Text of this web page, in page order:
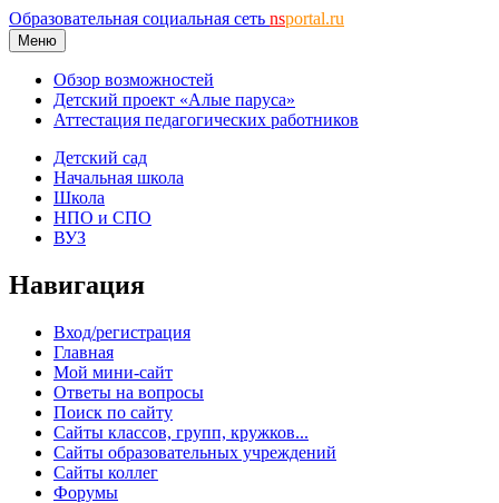
Образовательная социальная сеть nsportal.ru
Меню
Обзор возможностей
Детский проект «Алые паруса»
Аттестация педагогических работников
Детский сад
Начальная школа
Школа
НПО и СПО
ВУЗ
Навигация
Вход/регистрация
Главная
Мой мини-сайт
Ответы на вопросы
Поиск по сайту
Сайты классов, групп, кружков...
Сайты образовательных учреждений
Сайты коллег
Форумы